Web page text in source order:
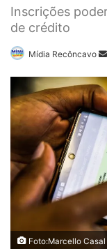
Inscrições
de crédito
Mídia Recôncavo
Foto:Marcello